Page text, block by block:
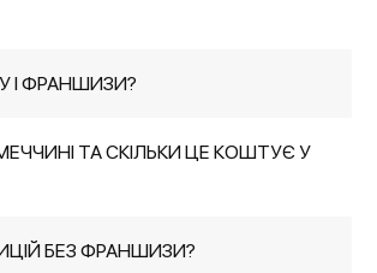
І ФРАНШИЗИ?
ТА СКІЛЬКИ ЦЕ КОШТУЄ У
БЕЗ ФРАНШИЗИ?